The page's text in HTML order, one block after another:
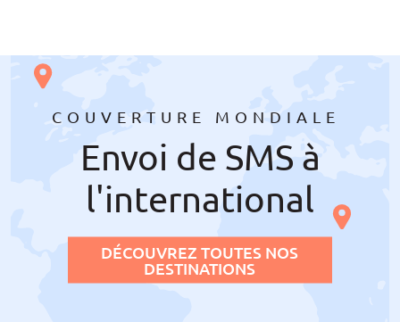
COUVERTURE MONDIALE
Envoi de SMS à
l'international
DÉCOUVREZ TOUTES NOS
DESTINATIONS